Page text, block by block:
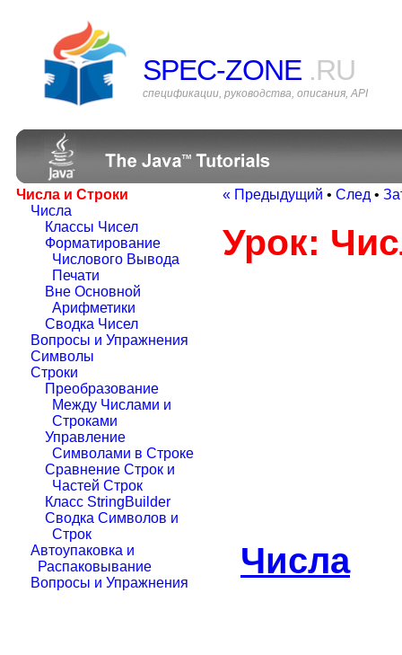
SPEC-ZONE .RU
спецификации, руководства, описания, API
Числа и Строки
Числа
Классы Чисел
Форматирование
Числового Вывода
Печати
Вне Основной
Арифметики
Сводка Чисел
Вопросы и Упражнения
Символы
Строки
Преобразование
Между Числами и
Строками
Управление
Символами в Строке
Сравнение Строк и
Частей Строк
Класс StringBuilder
Сводка Символов и
Строк
Автоупаковка и
Распаковывание
Вопросы и Упражнения
« Предыдущий • След •
Урок:
Числа